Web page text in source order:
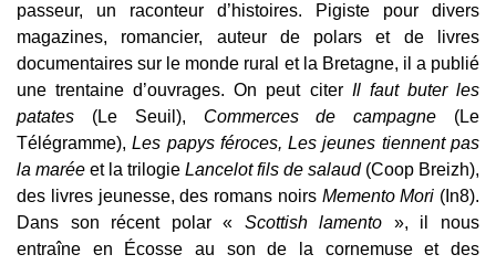
passeur, un raconteur d’histoires. Pigiste pour divers
magazines, romancier, auteur de polars et de livres
documentaires sur le monde rural et la Bretagne, il a publié
une trentaine d’ouvrages. On peut citer Il faut buter les
patates (Le Seuil), Commerces de campagne (Le
Télégramme),Les papys féroces, Les jeunes tiennent pas
la marée et la trilogie Lancelot fils de salaud(Coop Breizh),
des livres jeunesse, des romans noirs Memento Mori (In8).
Dans son récent polar « Scottish lamento », il nous
entraîne en Écosse au son de la cornemuse et des